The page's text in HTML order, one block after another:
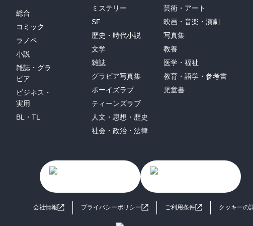
総合
コミック
ラノベ
小説
雑誌・グラ
ビア
ビジネス・
実用
BL・TL
ミステリー
SF
歴史・時代小説
文学
雑誌
グラビア写真集
ボーイズラブ
ティーンズラブ
人文・思想・歴史
社会・政治・法律
芸術・アート
映画・音楽・演劇
写真集
教養
医学・福祉
教育・語学・参考書
児童書
会社情報 プライバシーポリシー ご利用条件 クッキーの